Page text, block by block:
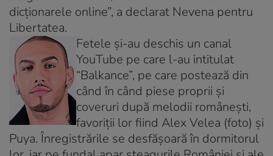
dicţionarele online”, a declarat Nevena pentru
Libertatea.
Fetele şi-au deschis un canal
YouTube pe care l-au intitulat
“Balkance”, pe care postează din
când în când piese proprii şi
coveruri după melodii româneşti,
favoriţii lor fiind Alex Velea (foto) şi
Puya. Înregistrările se desfăşoară în dormitorul